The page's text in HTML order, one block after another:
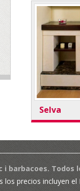
Selva
i barbacoes. Todos
los precios incluyen